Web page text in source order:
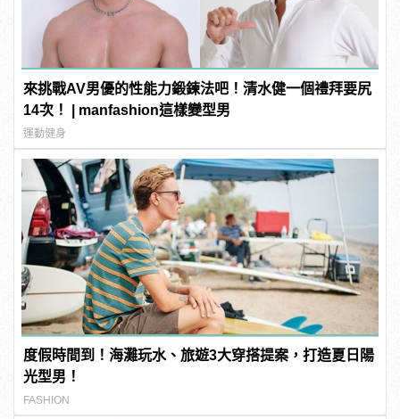
來挑戰AV男優的性能力鍛鍊法吧！清水健一個禮拜要尻
14次！ | manfashion這樣變型男
運動健身
度假時間到！海灘玩水、旅遊3大穿搭提案，打造夏日陽
光型男！
FASHION